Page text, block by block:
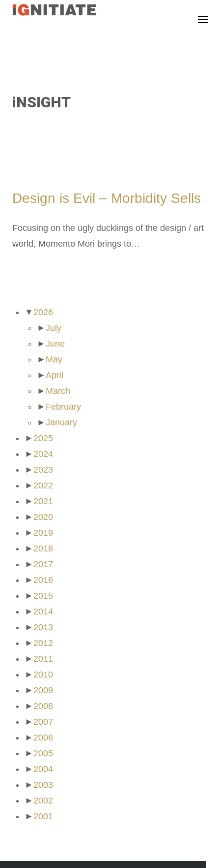
TEST
iNSIGHT
Design is Evil – Morbidity Sells
Focusing on the ugly ducklings of the design / art
world, Momento Mori brings to…
▼ 2026
► July
► June
► May
► April
► March
► February
► January
► 2025
► 2024
► 2023
► 2022
► 2021
► 2020
► 2019
► 2018
► 2017
► 2016
► 2015
► 2014
► 2013
► 2012
► 2011
► 2010
► 2009
► 2008
► 2007
► 2006
► 2005
► 2004
► 2003
► 2002
► 2001